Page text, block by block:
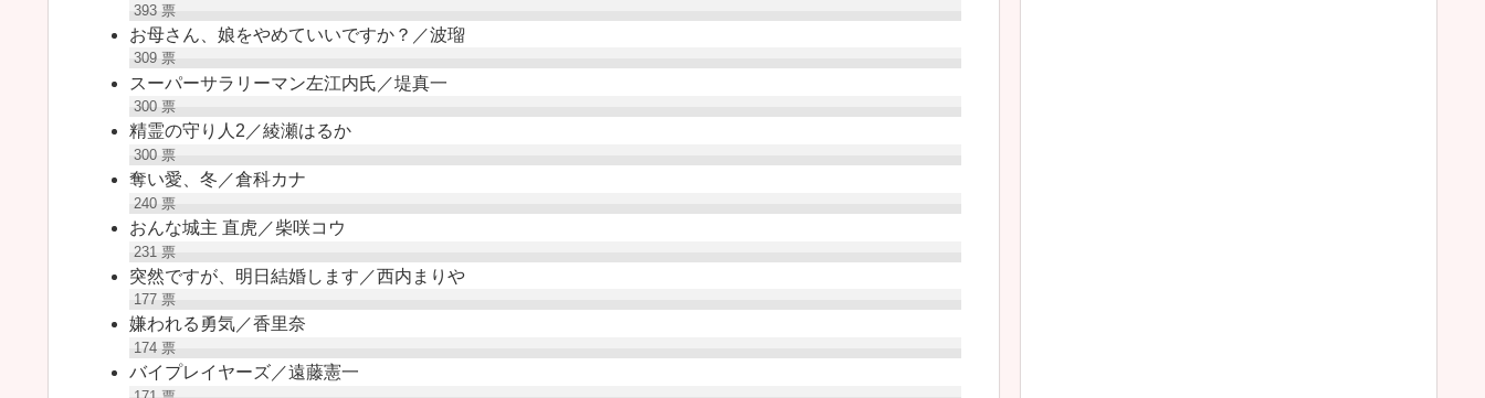
393票
お母さん、娘をやめていいですか？／波瑠
309票
スーパーサラリーマン左江内氏／堤真一
300票
精霊の守り人2／綾瀬はるか
300票
奪い愛、冬／倉科カナ
240票
おんな城主 直虎／柴咲コウ
231票
突然ですが、明日結婚します／西内まりや
177票
嫌われる勇気／香里奈
174票
バイプレイヤーズ／遠藤憲一